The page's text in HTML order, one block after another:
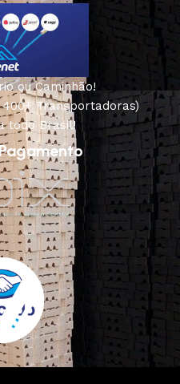
ou Caminhão!
Transportadoras)
todo Brasil!